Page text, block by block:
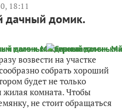
18:11
дачный домик.
возвести на участке
собрать хороший
будет не только
жилая комната. Чтобы
не стоит обращаться